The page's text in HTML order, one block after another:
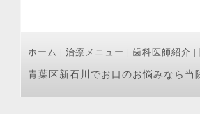
ホーム 治療メニュー 歯科医師紹介
青葉区新石川でお口のお悩みなら